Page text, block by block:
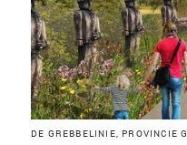
DE GREBBELINIE, PROVINCIE